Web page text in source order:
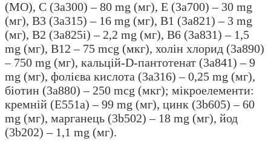
(МО), С (3а300) – 80 mg (мг), Е (3а700) – 30 mg
(мг), B3 (3а315) – 16 mg (мг), В1 (3а821) – 3 mg
(мг), В2 (3а825і) – 2,2 mg (мг), В6 (3а831) – 1,5
mg (мг), В12 – 75 mсg (мкг), холін хлорид (3а890)
– 750 mg (мг), кальцій-D-пантотенат (3а841) – 9
mg (мг), фолієва кислота (3а316) – 0,25 mg (мг),
біотин (3а880) – 250 mсg (мкг); мікроелементи:
кремній (Е551а) – 99 mg (мг), цинк (3b605) – 60
mg (мг), марганець (3b502) – 18 mg (мг), йод
(3b202) – 1,1 mg (мг).